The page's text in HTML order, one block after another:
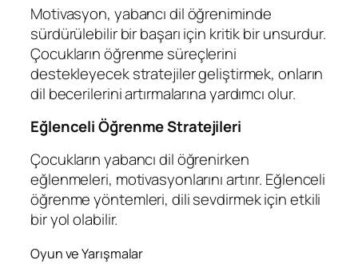
Motivasyon, yabancı dil öğreniminde
sürdürülebilir bir başarı için kritik bir unsurdur.
Çocukların öğrenme süreçlerini
destekleyecek stratejiler geliştirmek, onların
dil becerilerini artırmalarına yardımcı olur.
Eğlenceli Öğrenme Stratejileri
Çocukların yabancı dil öğrenirken
eğlenmeleri, motivasyonlarını artırır. Eğlenceli
öğrenme yöntemleri, dili sevdirmek için etkili
bir yol olabilir.
Oyun ve Yarışmalar